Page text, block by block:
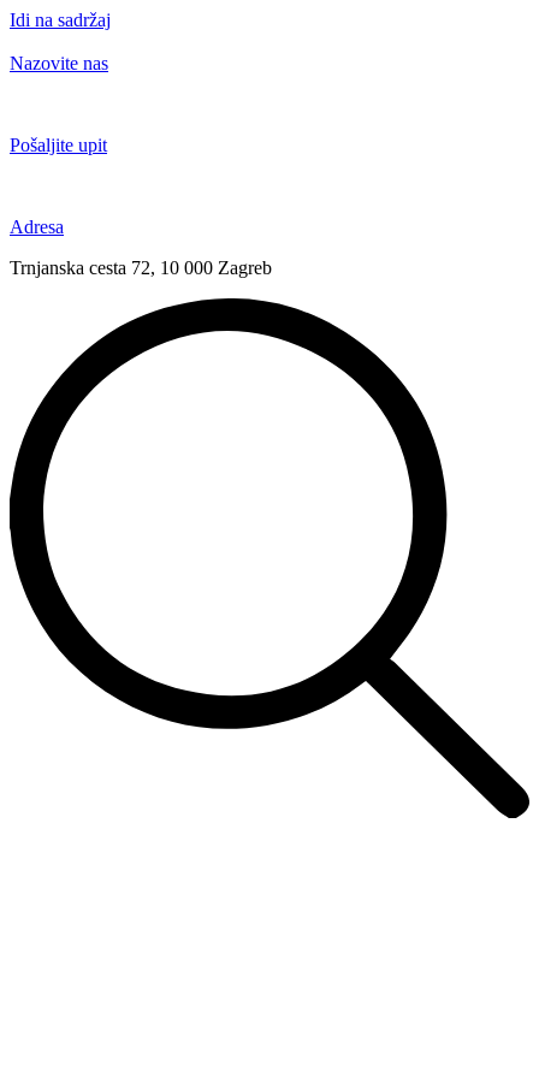
Idi na sadržaj
Nazovite nas
Pošaljite upit
Adresa
Trnjanska cesta 72, 10 000 Zagreb